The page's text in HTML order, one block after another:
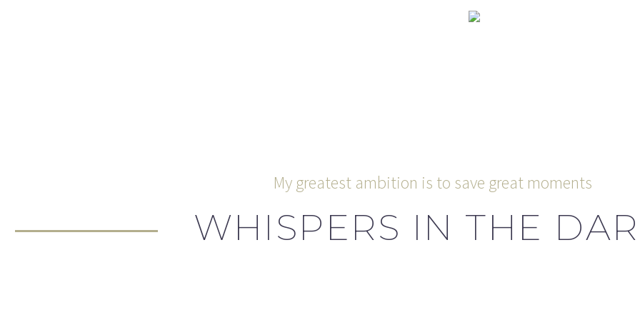
My greatest ambition is to save great moments
WHISPERS IN THE